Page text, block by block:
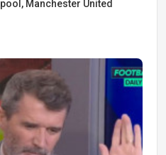
Manchester United